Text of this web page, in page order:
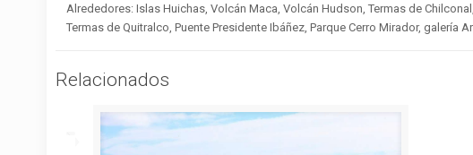
Alrededores: Islas Huichas, Volcán Maca, Volcán Hudson, Termas de
Termas de Quitralco, Puente Presidente Ibáñez, Parque Cerro Mirador, galería
Relacionados